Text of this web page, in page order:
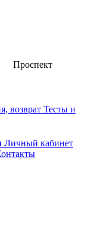
Проспект
возврат Тесты и
Личный кабинет